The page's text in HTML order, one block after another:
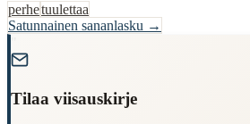
perhetuulettaa
Satunnainen sananlasku →
Tilaa viisauskirje